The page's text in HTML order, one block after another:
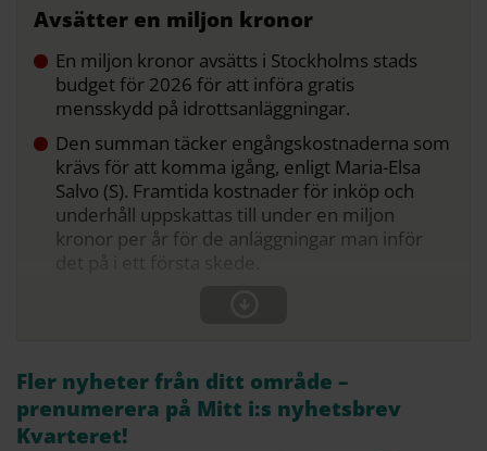
Avsätter en miljon kronor
En miljon kronor avsätts i Stockholms stads
budget för 2026 för att införa gratis
mensskydd på idrottsanläggningar.
Den summan täcker engångskostnaderna som
krävs för att komma igång, enligt Maria-Elsa
Salvo (S). Framtida kostnader för inköp och
underhåll uppskattas till under en miljon
kronor per år för de anläggningar man inför
det på i ett första skede.
Fler nyheter från ditt område –
prenumerera på Mitt i:s nyhetsbrev
Kvarteret!